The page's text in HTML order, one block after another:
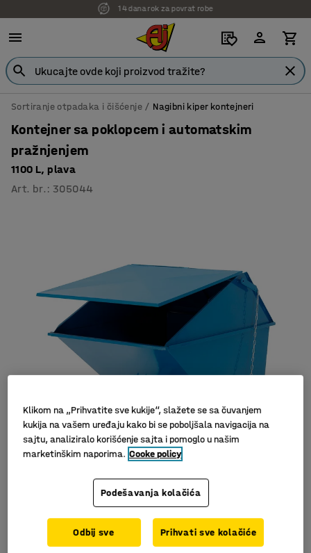
7 godina garancije
Sortiranje otpadaka i čišćenje Nagibni kiper kontejneri
Kontejner sa poklopcem i automatskim
pražnjenjem
1100 L, plava
Art. br. : 305044
Klikom na „Prihvatite sve kukije“, slažete se sa čuvanjem
kukija na vašem uređaju kako bi se poboljšala navigacija na
sajtu, analiziralo korišćenje sajta i pomoglo u našim
marketinškim naporima. Cooke policy
Podešavanja kolačića
Odbij sve Prihvati sve kolačiće